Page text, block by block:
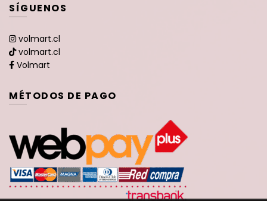
SÍGUENOS
volmart.cl
volmart.cl
Volmart
MÉTODOS DE PAGO